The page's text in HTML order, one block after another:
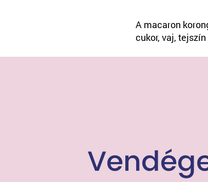
A macaron
cukor, vaj,